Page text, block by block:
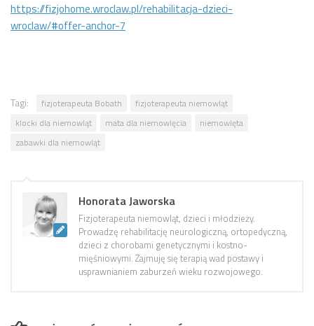
https://fizjohome.wroclaw.pl/rehabilitacja-dzieci-
wroclaw/#offer-anchor-7
Tagi: fizjoterapeuta Bobath
fizjoterapeuta niemowląt
klocki dla niemowląt
mata dla niemowlęcia
niemowlęta
zabawki dla niemowląt
Honorata Jaworska
Fizjoterapeuta niemowląt, dzieci i młodzieży.
Prowadzę rehabilitację neurologiczną, ortopedyczną,
dzieci z chorobami genetycznymi i kostno-
mięśniowymi. Zajmuję się terapią wad postawy i
usprawnianiem zaburzeń wieku rozwojowego.